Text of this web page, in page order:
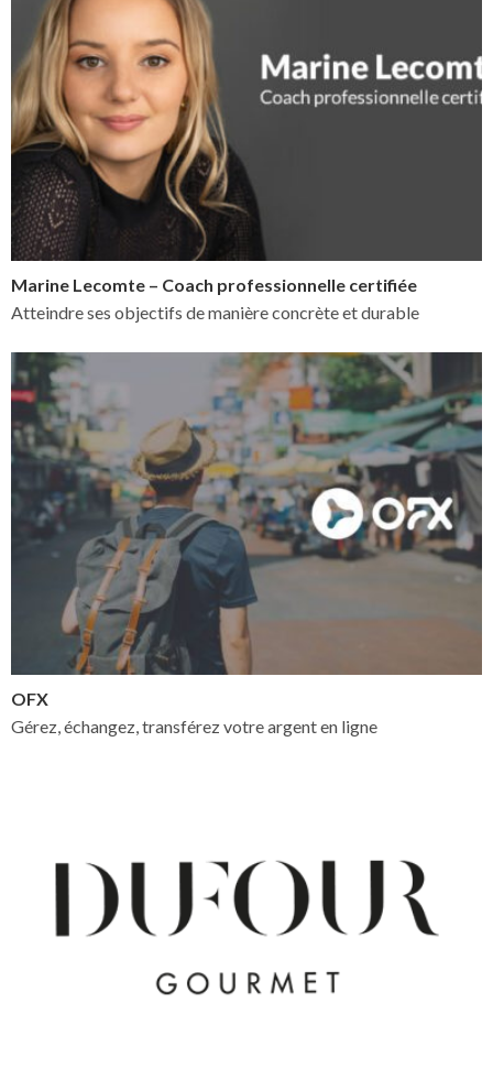
Marine Lecomte – Coach professionnelle certifiée
Atteindre ses objectifs de manière concrète et durable
OFX
Gérez, échangez, transférez votre argent en ligne